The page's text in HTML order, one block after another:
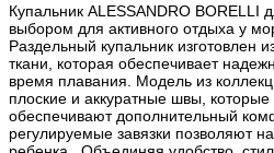
Купальник ALESSANDRO BORELLI
выбором для активного отдыха у
Раздельный купальник изготовлен
ткани, которая обеспечивает
время плавания. Модель из
плоские и аккуратные швы,
обеспечивают дополнительный
регулируемые завязки позволяют